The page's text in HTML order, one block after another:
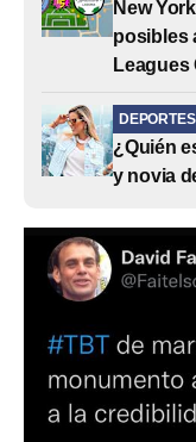
New
posibles
Leagues
DEPORTES
¿Quién
y novia